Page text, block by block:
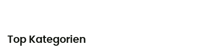
Top Kategorien